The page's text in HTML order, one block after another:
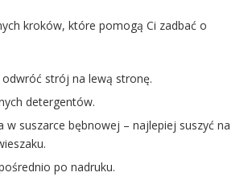
kroków, które pomogą Ci zadbać o
odwróć strój na lewą stronę.
detergentów.
w suszarce bębnowej – najlepiej suszyć na
po nadruku.